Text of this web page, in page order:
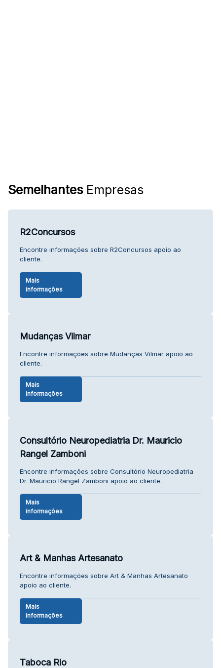
SemelhantesEmpresas
R2Concursos
Encontre informações sobre R2Concursos apoio ao
cliente.
Mais
informações
Mudanças Vilmar
Encontre informações sobre Mudanças Vilmar apoio ao
cliente.
Mais
informações
Consultório Neuropediatria Dr. Mauricio
Rangel Zamboni
Encontre informações sobre Consultório Neuropediatria
Dr. Mauricio Rangel Zamboni apoio ao cliente.
Mais
informações
Art & Manhas Artesanato
Encontre informações sobre Art & Manhas Artesanato
apoio ao cliente.
Mais
informações
Taboca Rio